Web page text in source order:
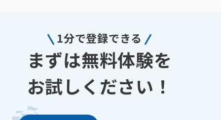
1分で登録できる
まずは無料体験を
お試しください！